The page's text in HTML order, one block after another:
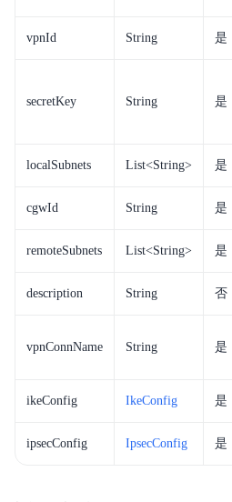
vpnId String 是
secretKey String 是
localSubnets List<String> 是
cgwId String 是
remoteSubnets List<String> 是
description String 否
vpnConnName String 是
ikeConfig IkeConfig 是
ipsecConfig IpsecConfig 是